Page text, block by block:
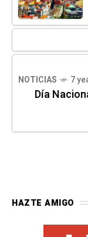
NOTICIAS 7
Día
HAZTE AMIGO